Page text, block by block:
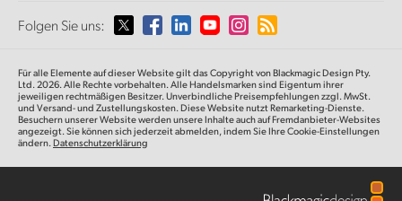
Netzwerkspeicher
Signalverteilung und Distribution
Streaming und Encoding
Medien
Wählen Sie Ihr Land aus
Australia
Austria
Folgen Sie uns:
Für alle Elemente auf dieser Website gilt das Copyright von Blackmagic Design Pty.
Ltd. 2026. Alle Rechte vorbehalten. Alle Handelsmarken sind Eigentum ihrer
jeweiligen rechtmäßigen Besitzer. Unverbindliche Preisempfehlungen zzgl. MwSt.
und Versand- und Zustellungskosten. Diese Website nutzt Remarketing-Dienste.
Besuchern unserer Website werden unsere Inhalte auch auf Fremdanbieter-Websites
angezeigt. Sie können sich jederzeit abmelden, indem Sie Ihre Cookie-Einstellungen
ändern.Datenschutzerklärung